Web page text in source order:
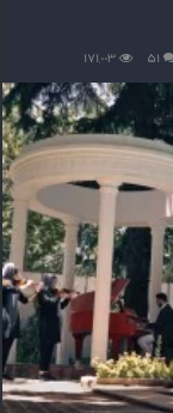
۵۱ ۱۷۱,۰۰۳